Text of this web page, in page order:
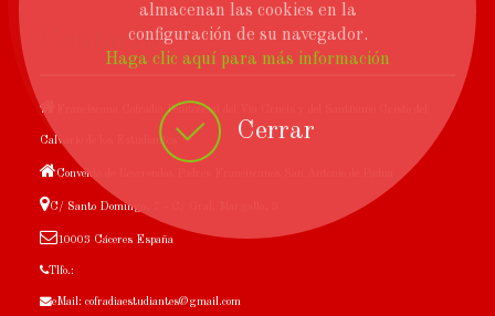
Cerrar
almacenan las cookies en la
configuración de su navegador.
Haga clic aquí para más información
Contacto
Franciscana Cofradía Penitencial del Vía Crucis y del Santísimo Cristo del
Calvario de los Estudiantes
Convento de Reverendos Padres Franciscanos San Antonio de Pádua
C/ Santo Domingo, 7 - C/ Gral. Margallo, 3
10003 Cáceres España
Tlfo.:
eMail: cofradiaestudiantes@gmail.com